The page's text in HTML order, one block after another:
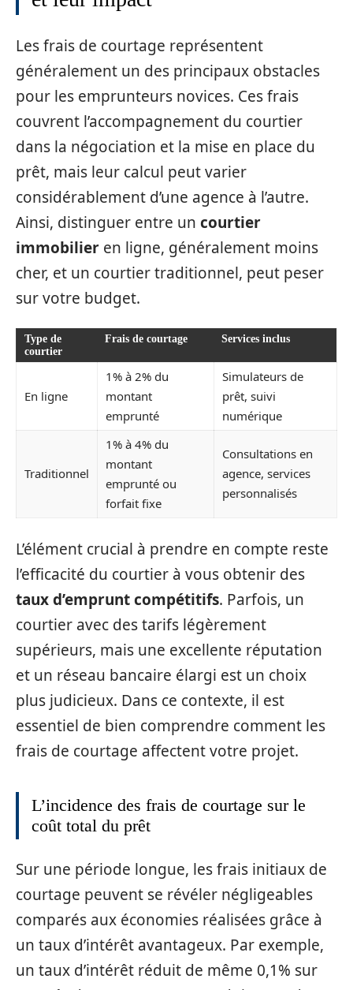
Les frais de courtage représentent
généralement un des principaux obstacles
pour les emprunteurs novices. Ces frais
couvrent l’accompagnement du courtier
dans la négociation et la mise en place du
prêt, mais leur calcul peut varier
considérablement d’une agence à l’autre.
Ainsi, distinguer entre un courtier
immobilier en ligne, généralement moins
cher, et un courtier traditionnel, peut peser
sur votre budget.
Type de
courtier
Frais de courtage Services inclus
En ligne
1% à 2% du
montant
emprunté
Simulateurs de
prêt, suivi
numérique
Traditionnel
1% à 4% du
montant
emprunté ou
forfait fixe
Consultations en
agence, services
personnalisés
L’élément crucial à prendre en compte reste
l’efficacité du courtier à vous obtenir des
taux d’emprunt compétitifs. Parfois, un
courtier avec des tarifs légèrement
supérieurs, mais une excellente réputation
et un réseau bancaire élargi est un choix
plus judicieux. Dans ce contexte, il est
essentiel de bien comprendre comment les
frais de courtage affectent votre projet.
L’incidence des frais de courtage sur le
coût total du prêt
Sur une période longue, les frais initiaux de
courtage peuvent se révéler négligeables
comparés aux économies réalisées grâce à
un taux d’intérêt avantageux. Par exemple,
un taux d’intérêt réduit de même 0,1% sur